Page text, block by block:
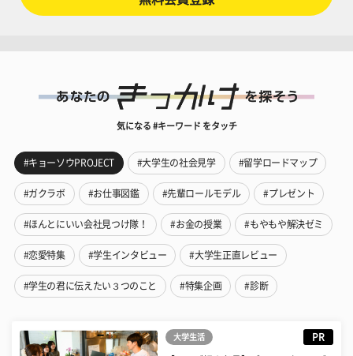
気になる #キーワード をタッチ
#キョーソウPROJECT #大学生の社会見学 #留学ロードマップ
#ガクラボ #お仕事図鑑 #先輩ロールモデル #プレゼント
#ほんとにいい会社見つけ隊！ #お金の授業 #もやもや解決ゼミ
#恋愛特集 #学生インタビュー #大学生正直レビュー
#学生の君に伝えたい３つのこと #特集企画 #診断
大学生活 PR